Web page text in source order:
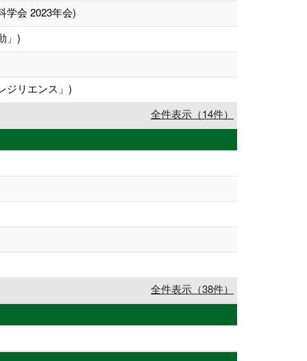
学会 2023年会)
」)
ジリエンス」)
全件表示（14件）
全件表示（38件）